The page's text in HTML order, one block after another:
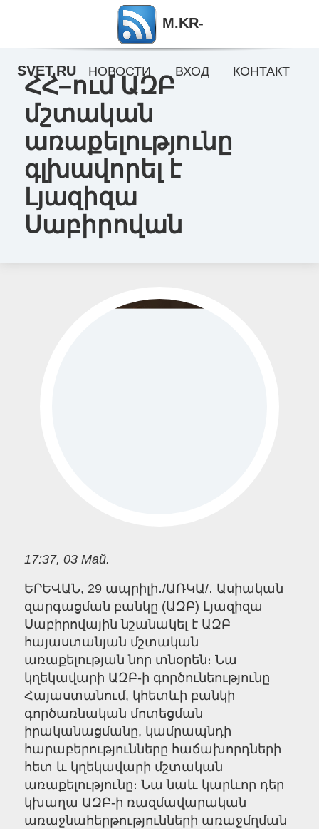
ՀՀ–ում ԱԶԲ
մշտական
առաքելությունը
գլխավորել է
Լյազիզա
Սաբիրովան
17:37, 03 Май.
ԵՐԵՎԱՆ, 29 ապրիլի․/ԱՌԿԱ/․ Ասիական
զարգացման բանկը (ԱԶԲ) Լյազիզա
Սաբիրովային նշանակել է ԱԶԲ
հայաստանյան մշտական
առաքելության նոր տնօրեն։ Նա
կղեկավարի ԱԶԲ-ի գործունեությունը
Հայաստանում, կհետևի բանկի
գործառնական մոտեցման
իրականացմանը, կամրապնդի
հարաբերությունները հաճախորդների
հետ և կղեկավարի մշտական
առաքելությունը։ Նա նաև կարևոր դեր
կխաղա ԱԶԲ-ի ռազմավարական
առաջնահերթությունների առաջմղման
M.KR-
SVET.RU НОВОСТИ ВХОД КОНТАКТ